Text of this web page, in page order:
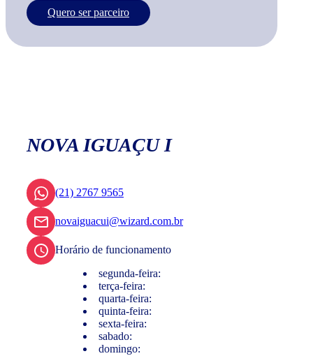
Quero ser parceiro
NOVA IGUAÇU I
(21) 2767 9565
novaiguacui@wizard.com.br
Horário de funcionamento
segunda-feira:
terça-feira:
quarta-feira:
quinta-feira:
sexta-feira:
sabado:
domingo: